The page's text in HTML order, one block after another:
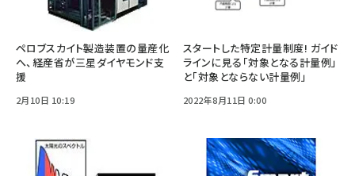
ペロブスカイト製造装置の量産化
へ、経産省が三星ダイヤモンド支
援
2月10日 10:19
スタートした特定計量制度! ガイド
ラインに見る「対象となる計量例」
と「対象とならない計量例」
2022年8月11日 0:00